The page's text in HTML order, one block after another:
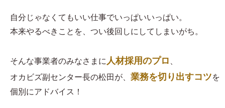
自分じゃなくてもいい仕事でいっぱいいっぱい。
本来やるべきことを、つい後回しにしてしまいがち。
そんな事業者のみなさまに 人材採用のプロ
オカビズ副センター長の松田が、 業務を切り出すコツを
個別にアドバイス！